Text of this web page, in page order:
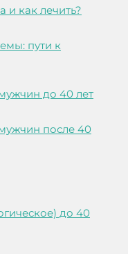
как лечить?
пути к
до 40 лет
после 40
до 40